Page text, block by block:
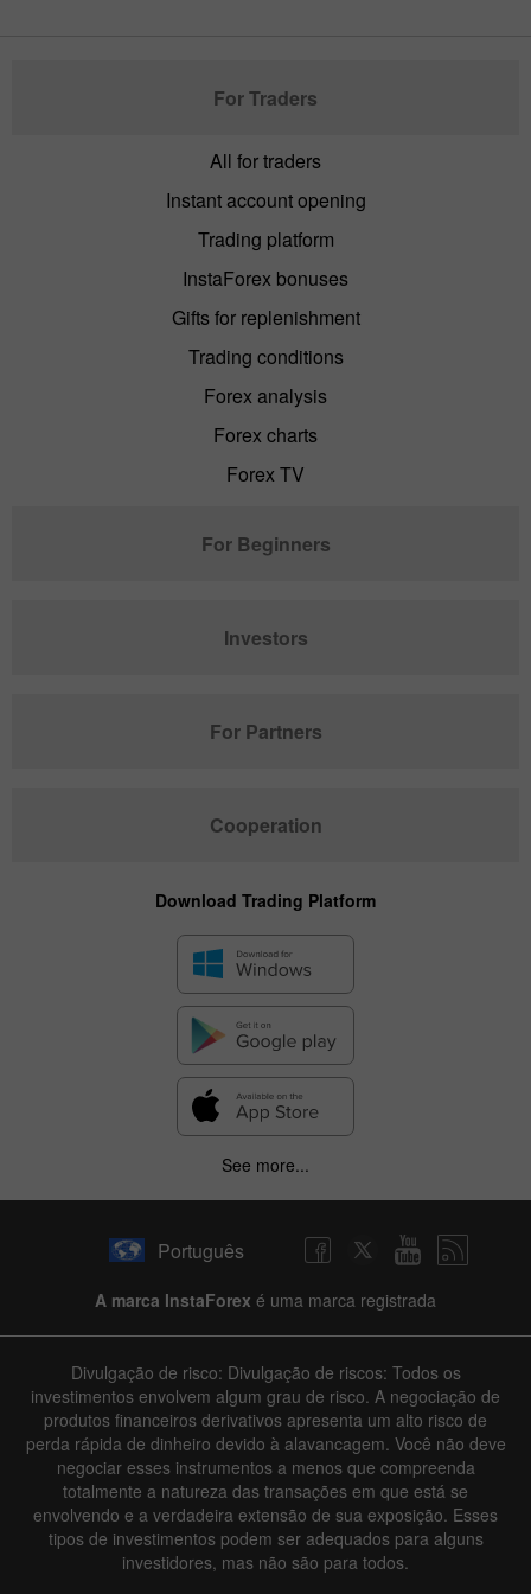
For Traders
All for traders
Instant account opening
Trading platform
InstaForex bonuses
Gifts for replenishment
Trading conditions
Forex analysis
Forex charts
Forex TV
For Beginners
Investors
For Partners
Cooperation
Download Trading Platform
See more...
Português
A marca InstaForex é uma marca registrada
Divulgação de risco: Divulgação de riscos: Todos os
investimentos envolvem algum grau de risco. A negociação de
produtos financeiros derivativos apresenta um alto risco de
perda rápida de dinheiro devido à alavancagem. Você não deve
negociar esses instrumentos a menos que compreenda
totalmente a natureza das transações em que está se
envolvendo e a verdadeira extensão de sua exposição. Esses
tipos de investimentos podem ser adequados para alguns
investidores, mas não são para todos.